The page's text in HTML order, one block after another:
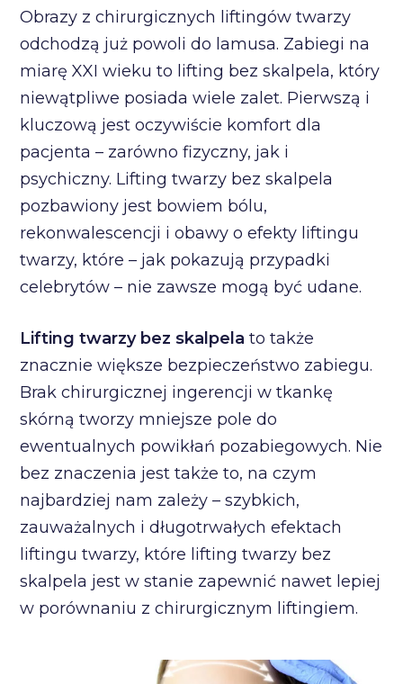
Obrazy z chirurgicznych liftingów twarzy
odchodzą już powoli do lamusa. Zabiegi na
miarę XXI wieku to lifting bez skalpela, który
niewątpliwe posiada wiele zalet. Pierwszą i
kluczową jest oczywiście komfort dla
pacjenta – zarówno fizyczny, jak i
psychiczny. Lifting twarzy bez skalpela
pozbawiony jest bowiem bólu,
rekonwalescencji i obawy o efekty liftingu
twarzy, które – jak pokazują przypadki
celebrytów – nie zawsze mogą być udane.
Lifting twarzy bez skalpela to także
znacznie większe bezpieczeństwo zabiegu.
Brak chirurgicznej ingerencji w tkankę
skórną tworzy mniejsze pole do
ewentualnych powikłań pozabiegowych. Nie
bez znaczenia jest także to, na czym
najbardziej nam zależy – szybkich,
zauważalnych i długotrwałych efektach
liftingu twarzy, które lifting twarzy bez
skalpela jest w stanie zapewnić nawet lepiej
w porównaniu z chirurgicznym liftingiem.